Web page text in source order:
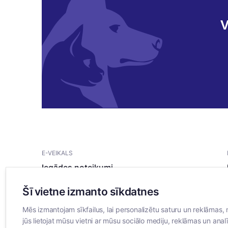
E-VEIKALS
Iegādes noteikumi
Sīkdatņu noteikumi
Šī vietne izmanto sīkdatnes
Mēs izmantojam sīkfailus, lai personalizētu saturu un
jūs lietojat mūsu vietni ar mūsu sociālo mediju, reklāmas un